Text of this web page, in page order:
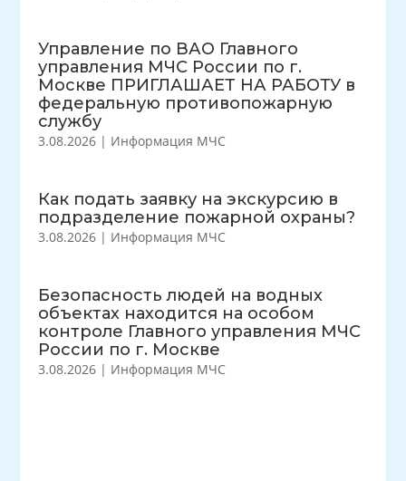
Управление по ВАО Главного
управления МЧС России по г.
Москве ПРИГЛАШАЕТ НА РАБОТУ в
федеральную противопожарную
службу
3.08.2026 | Информация МЧС
Как подать заявку на экскурсию в
подразделение пожарной охраны?
3.08.2026 | Информация МЧС
Безопасность людей на водных
объектах находится на особом
контроле Главного управления МЧС
России по г. Москве
3.08.2026 | Информация МЧС